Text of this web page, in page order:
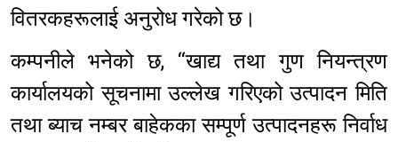
वितरकहरूलाई अनुरोध गरेको छ।
कम्पनीले भनेको छ, ‘‘खाद्य तथा गुण नियन्त्रण
कार्यालयको सूचनामा उल्लेख गरिएको उत्पादन मिति
तथा ब्याच नम्बर बाहेकका सम्पूर्ण उत्पादनहरू निर्वाध